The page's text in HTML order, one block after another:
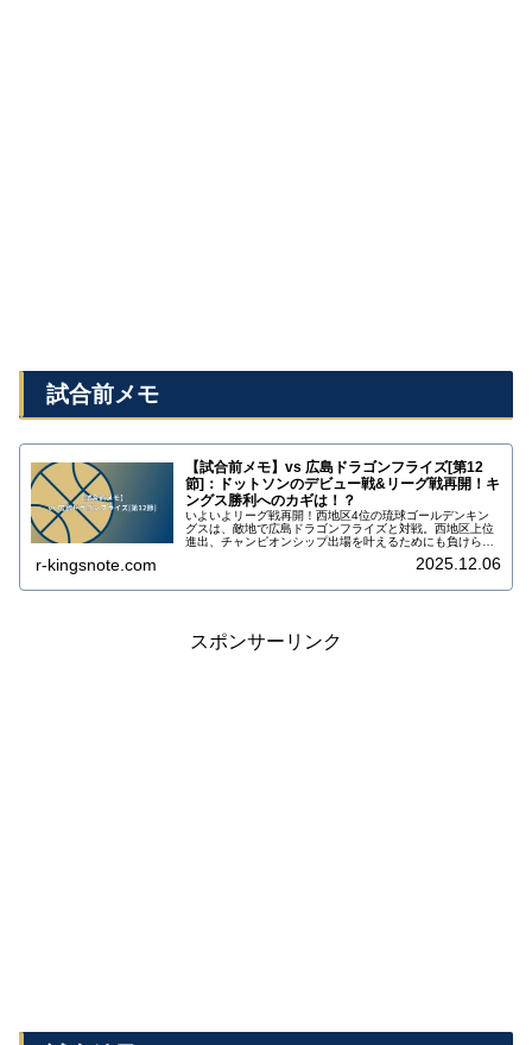
試合前メモ
【試合前メモ】vs 広島ドラゴンフライズ[第12
節]：ドットソンのデビュー戦&リーグ戦再開！キ
ングス勝利へのカギは！？
いよいよリーグ戦再開！西地区4位の琉球ゴールデンキン
グスは、敵地で広島ドラゴンフライズと対戦。西地区上位
進出、チャンピオンシップ出場を叶えるためにも負けられ
ングスが勝利するためのカギは何なのか！？試合前メモと
r-kingsnote.com 2025.12.06
スポンサーリンク